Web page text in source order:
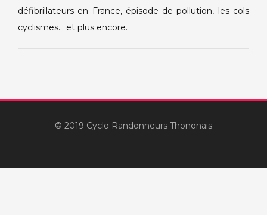
défibrillateurs en France, épisode de pollution, les cols
cyclismes… et plus encore.
© 2019 Cyclo Randonneurs Thononais